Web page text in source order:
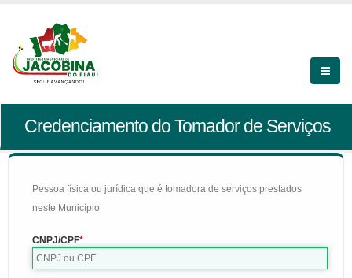
Credenciamento do Tomador de Serviços
Pessoa física ou jurídica que é tomadora de serviços prestados
neste Município
CNPJ/CPF